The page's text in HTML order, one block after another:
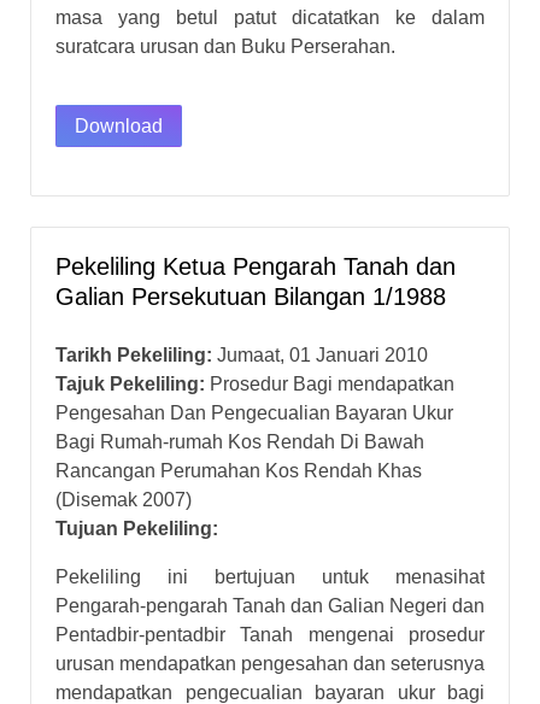
masa yang betul patut dicatatkan ke dalam
suratcara urusan dan Buku Perserahan.
Download
Pekeliling Ketua Pengarah Tanah dan
Galian Persekutuan Bilangan 1/1988
Tarikh Pekeliling: Jumaat, 01 Januari 2010
Tajuk Pekeliling: Prosedur Bagi mendapatkan
Pengesahan Dan Pengecualian Bayaran Ukur
Bagi Rumah-rumah Kos Rendah Di Bawah
Rancangan Perumahan Kos Rendah Khas
(Disemak 2007)
Tujuan Pekeliling:
Pekeliling ini bertujuan untuk menasihat
Pengarah-pengarah Tanah dan Galian Negeri dan
Pentadbir-pentadbir Tanah mengenai prosedur
urusan mendapatkan pengesahan dan seterusnya
mendapatkan pengecualian bayaran ukur bagi